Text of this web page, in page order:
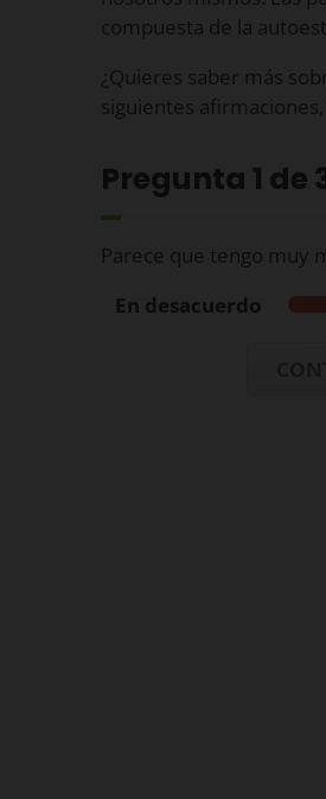
compuesta de la
¿Quieres saber más
siguientes
Pregunta 1 de
Parece que tengo muy
En desacuerdo